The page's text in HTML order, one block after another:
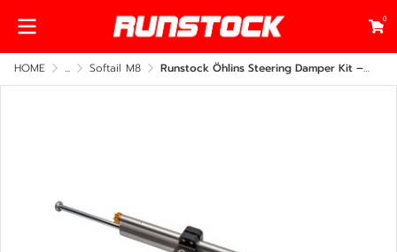
0
HOME ... Softail M8 Runstock Öhlins Steering Damper Kit – Harley-Davidson Softail M8 Side Frame Mount (CNC Billet Performance Upgrade)